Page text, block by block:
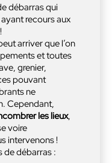
débarras qui
recours aux
arriver que l’on
et toutes
grenier,
pouvant
ne
Cependant,
les lieux,
voire
intervenons !
de débarras :